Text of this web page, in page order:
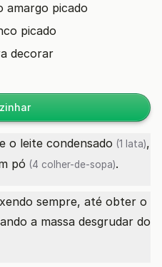
amargo picado
picado
decorar
o leite condensado (1 lata),
pó (4 colher-de-sopa).
sempre, até obter o
a massa desgrudar do